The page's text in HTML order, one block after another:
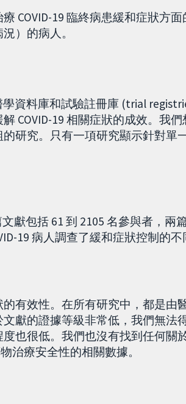
COVID-19 臨終病患緩和症狀方
）的病人。
資料庫和試驗註冊庫 (trial
COVID-19 相關症狀的成效。我
研究。只有一項研究顯示針對單
獻包括 61 到 2105 名參與者，兩
19 病人調查了緩和症狀控制的不
有效性。在所有研究中，都是由
獻的證據等級非常低，我們無法
也很低。我們也沒有找到任何關
治療安全性的相關數據。